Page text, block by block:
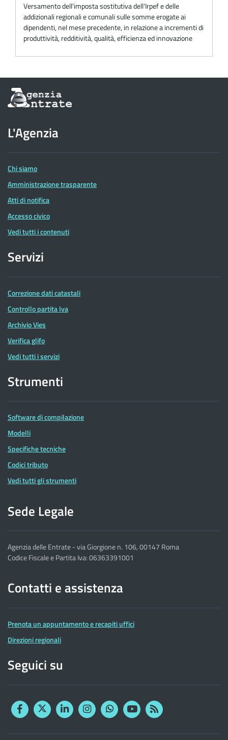
Versamento dell'imposta sostitutiva dell'Irpef e delle
addizionali regionali e comunali sulle somme erogate ai
dipendenti, nel mese precedente, in relazione a incrementi di
produttività, redditività, qualità, efficienza ed innovazione
Informazioni
sul
dell'Agenzia
delle
Entrate
L'Agenzia
Chi siamo
Amministrazione trasparente
Atti di notifica
Accesso civico
Vedi tutti i contenuti
Servizi
Correzione dati catastali
Controllo partita Iva
Archivio Vies
Verifica glifo
Vedi tutti i servizi
Strumenti
Software di compilazione
Modelli
Specifiche tecniche
Codici tributo
Vedi tutti gli strumenti
Sede Legale
Agenzia delle Entrate - via Giorgione n. 106, 00147 Roma
Codice Fiscale e Partita Iva: 06363391001
Contatti e assistenza
Prenota un appuntamento e recapiti uffici
Direzioni regionali
Seguici su
FacebookTwitterLinkedinInstagram
YouTubeRSS